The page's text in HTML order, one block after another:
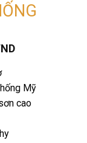
Giá
là:Mỹ
cao